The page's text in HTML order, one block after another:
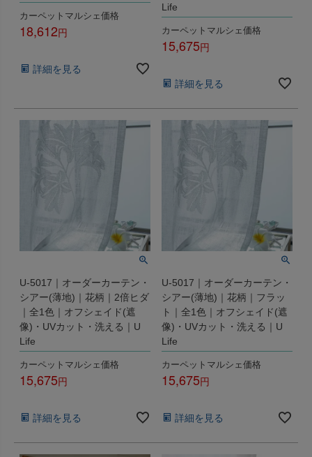
カーペットマルシェ価格
18,612
詳細を見る
Life
カーペットマルシェ価格
15,675
詳細を見る
U-5017｜オーダーカーテン・
シアー(薄地)｜花柄｜2倍ヒダ
｜全1色｜オフシェイド(遮
像)・UVカット・洗える｜U
Life
カーペットマルシェ価格
15,675
詳細を見る
U-5017｜オーダーカーテン・
シアー(薄地)｜花柄｜フラッ
ト｜全1色｜オフシェイド(遮
像)・UVカット・洗える｜U
Life
カーペットマルシェ価格
15,675
詳細を見る